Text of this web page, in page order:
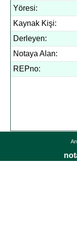
Yöresi:
Kaynak Kişi:
Derleyen:
Notaya Alan:
REPno: